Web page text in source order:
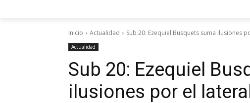
Inicio Actualidad Sub 20: Ezequiel Busquets suma ilusiones
Actualidad
Sub 20: Ezequiel
ilusiones por el